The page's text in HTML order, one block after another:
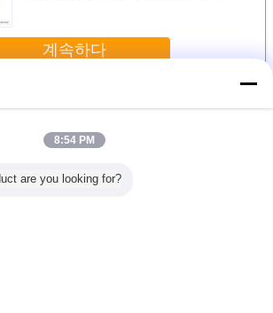
계속하다
8:54 PM
are you looking for?